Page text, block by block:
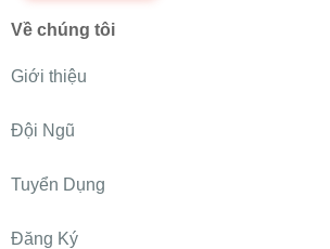
Về chúng tôi
Giới thiệu
Đội Ngũ
Tuyển Dụng
Đăng Ký